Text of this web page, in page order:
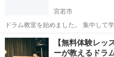
宮若市
ドラム教室を始めました。 集中して学べる個人レッスンと、ご家族や
お友達と楽しく学べるグループレッス
金や教材費がかからない低料金となっており
学生さん等、お...
福岡 宮若市 ドラム
【無料体験レッ
ーが教えるド